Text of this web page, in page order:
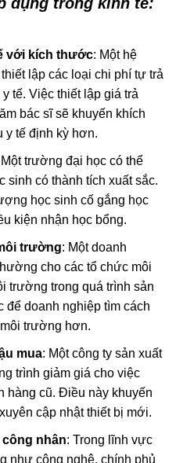
với kích thước: Một hệ
lập các loại chi phí tự trả
tế. Việc thiết lập giá trả
bác sĩ sẽ khuyến khích
y tế định kỳ hơn.
Một trường đại học có thể
sinh có thành tích xuất sắc.
học sinh cố gắng học
kiện nhận học bổng.
trường: Một doanh
cho các tổ chức môi
trường trong quá trình sản
để doanh nghiệp tìm cách
trường hơn.
mua: Một công ty sản xuất
trình giảm giá cho việc
hàng cũ. Điều này khuyến
cập nhật thiết bị mới.
nhân: Trong lĩnh vực
như công nghệ, chính phủ